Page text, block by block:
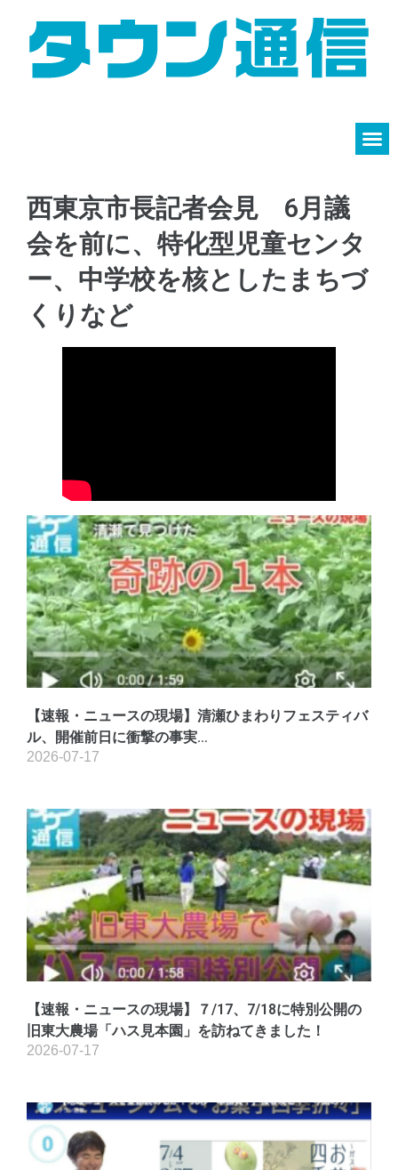
西東京市長記者会見 6月議
会を前に、特化型児童センタ
ー、中学校を核としたまちづ
くりなど
【速報・ニュースの現場】清瀬ひまわりフェスティバ
ル、開催前日に衝撃の事実…
2026-07-17
【速報・ニュースの現場】７/17、7/18に特別公開の
旧東大農場「ハス見本園」を訪ねてきました！
2026-07-17